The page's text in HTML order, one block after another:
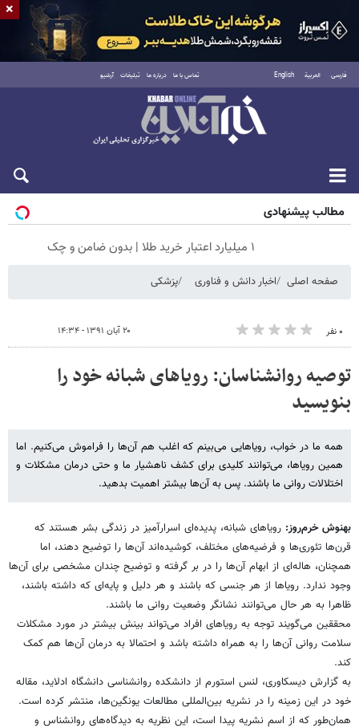
فارسی العربية English تماس با ما درباره ما تبلیغات آرشیو
پنجشنبه ۱۵ مرداد ۱۴۰۵
مطالب پیشنهادی
۱ میلیارد اعتبار خرید طلا | بدون ضامن و چک
صفحه اصلی اخبار دانش و فناوری پزشکی
۰ نفر ۲۰ آبان ۱۳۹۱ - ۱۴:۳۴
توصیه روانشناسان: رویاهای شبانه خود را
بنویسید
همه ما در خواب،‌ رویاهایی می‌بینم که اغلب هم آن‌ها را فراموش می‌کنیم. اما
همین رویاها، می‌توانند کلیدی برای کشف ناهشیار ما و حتی درمان مشکلات و
اختلالات روانی ما باشند. پس به آن‌ها بیشتر اهمیت بدهید.
بهنوش خرم‌روز: رویاهای شبانه، پدیده‌ای اسرارآمیز در زندگی بشر هستند که
قرن‌ها تئوری‌ها و فرضیه‌های مختلف،‌ کوشیده‌اند آن‌ها را توضیح دهند، اما
همچنان، هاله‌ای از ابهام آن‌ها را در بر گرفته و توضیح چندان مشخصی برای آن‌ها
وجود ندارد. رویاها از هر جنسی که باشند و هر دلیل و پایه‌ای که داشته باشند،‌
ظاهرا به هر حال می‌توانند نشانگر وضعیت روانی ما باشند.
محققین می‌گویند توجه به رویاهای افراد می‌تواند بینش بیشتر در مورد مشکلات
سلامت روانی آن‌ها را به همراه داشته باشد و احتمالا به درمان آن‌ها هم کمک
کند.
به گزارش دیسکاوری، لنس استورم از دانشکده روانشناسی دانشگاه ادلاید،‌ مقاله
خود در این زمینه را در نشریه بین‌المللی مطالعات یونگین‌ها، منتشر کرده است.
همان‌طور که از اسم نشریه پیدا است، این نظریه به دیدگاه‌های روانشناس و
×